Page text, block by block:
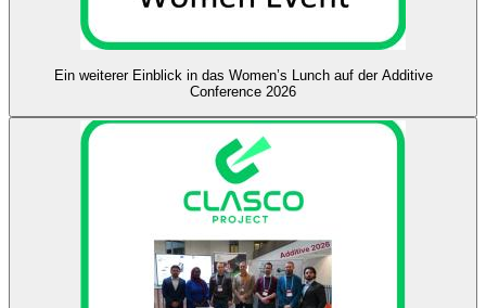
Ein weiterer Einblick in das Women’s Lunch auf der Additive
Conference 2026